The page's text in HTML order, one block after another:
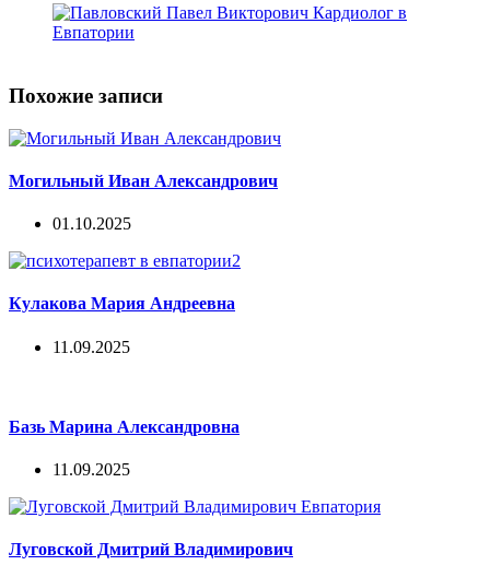
Похожие записи
Могильный Иван Александрович
01.10.2025
Кулакова Мария Андреевна
11.09.2025
Базь Марина Александровна
11.09.2025
Луговской Дмитрий Владимирович